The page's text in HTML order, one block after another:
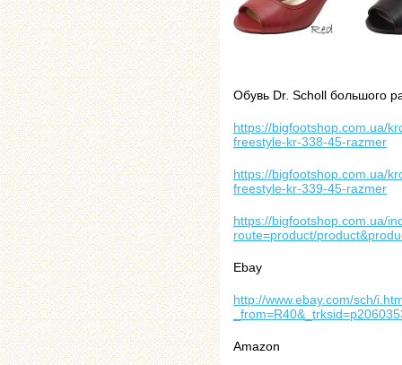
Обувь Dr. Scholl большого
https://bigfootshop.com.ua/
freestyle-kr-338-45-razmer
https://bigfootshop.com.ua/
freestyle-kr-339-45-razmer
https://bigfootshop.com.ua/
route=product/
Ebay
http://www.ebay.com/sch/
Amazon